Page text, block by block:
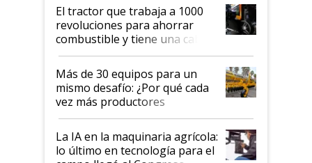
El tractor que trabaja a 1000
revoluciones para ahorrar
combustible y tiene una cabina
que parece una computadora:
lo último en el mundo,
disponible en Argentina
Más de 30 equipos para un
mismo desafío: ¿Por qué cada
vez más productores
incorporan fertilizante bajo
tierra?
La IA en la maquinaria agrícola:
lo último en tecnología para el